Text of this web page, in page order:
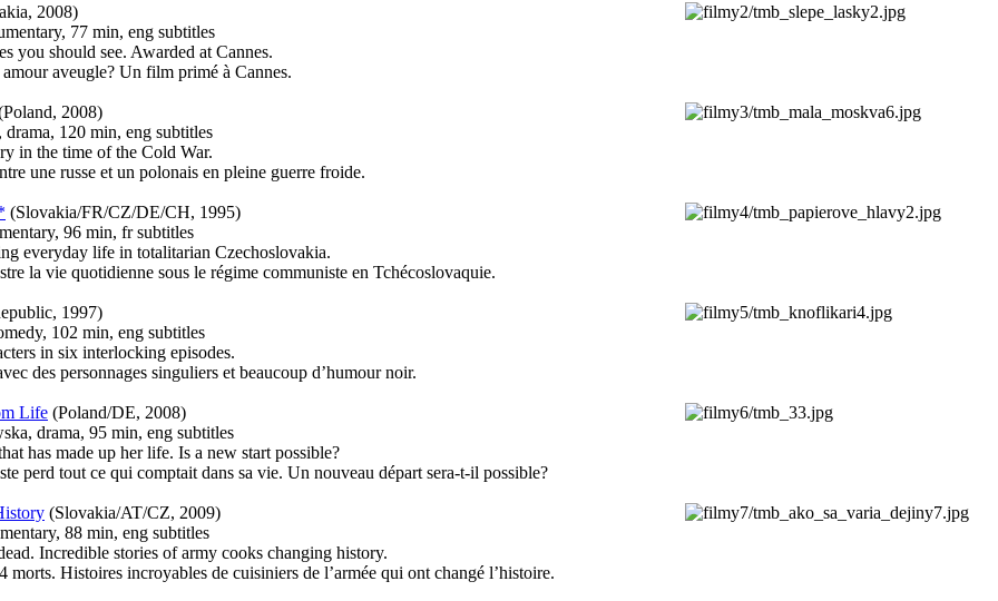
2008)
77 min, eng subtitles
you should see. Awarded at Cannes.
aveugle? Un film primé à Cannes.
2008)
120 min, eng subtitles
in the time of the Cold War.
une russe et un polonais en pleine guerre froide.
(Slovakia/FR/CZ/DE/CH, 1995)
96 min, fr subtitles
everyday life in totalitarian Czechoslovakia.
la vie quotidienne sous le régime communiste en Tchécoslovaquie.
1997)
102 min, eng subtitles
in six interlocking episodes.
des personnages singuliers et beaucoup d’humour noir.
Life (Poland/DE, 2008)
drama, 95 min, eng subtitles
has made up her life. Is a new start possible?
perd tout ce qui comptait dans sa vie. Un nouveau départ sera-t-il possible?
(Slovakia/AT/CZ, 2009)
88 min, eng subtitles
Incredible stories of army cooks changing history.
morts. Histoires incroyables de cuisiniers de l’armée qui ont changé l’histoire.